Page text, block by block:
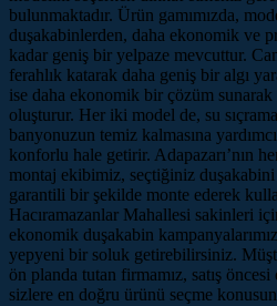
bulunmaktadır. Ürün gamımızda,
duşakabinlerden, daha ekonomik ve
kadar geniş bir yelpaze mevcuttur.
ferahlık katarak daha geniş bir algı
ise daha ekonomik bir çözüm
oluşturur. Her iki model de, su
banyonuzun temiz kalmasına
konforlu hale getirir. Adapazarı’nın
montaj ekibimiz, seçtiğiniz
garantili bir şekilde monte ederek
Hacıramazanlar Mahallesi sakinleri
ekonomik duşakabin
yepyeni bir soluk getirebilirsiniz.
ön planda tutan firmamız, satış
sizlere en doğru ürünü seçme